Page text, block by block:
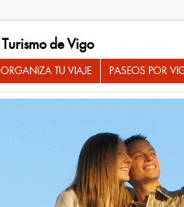
Turismo de Vigo
ORGANIZA TU VIAJE PASEOS POR